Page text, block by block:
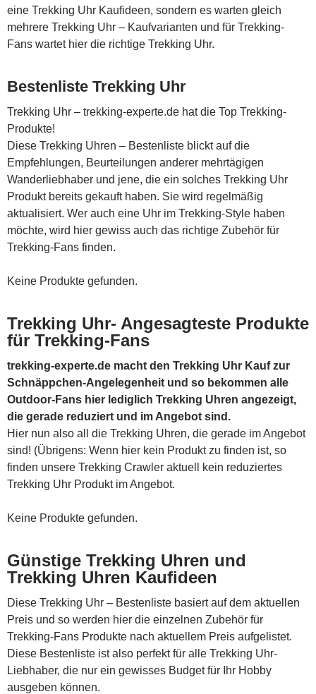
eine Trekking Uhr Kaufideen, sondern es warten gleich
mehrere Trekking Uhr – Kaufvarianten und für Trekking-
Fans wartet hier die richtige Trekking Uhr.
Bestenliste Trekking Uhr
Trekking Uhr – trekking-experte.de hat die Top Trekking-
Produkte!
Diese Trekking Uhren – Bestenliste blickt auf die
Empfehlungen, Beurteilungen anderer mehrtägigen
Wanderliebhaber und jene, die ein solches Trekking Uhr
Produkt bereits gekauft haben. Sie wird regelmäßig
aktualisiert. Wer auch eine Uhr im Trekking-Style haben
möchte, wird hier gewiss auch das richtige Zubehör für
Trekking-Fans finden.
Keine Produkte gefunden.
Trekking Uhr- Angesagteste Produkte
für Trekking-Fans
trekking-experte.de macht den Trekking Uhr Kauf zur
Schnäppchen-Angelegenheit und so bekommen alle
Outdoor-Fans hier lediglich Trekking Uhren angezeigt,
die gerade reduziert und im Angebot sind.
Hier nun also all die Trekking Uhren, die gerade im Angebot
sind! (Übrigens: Wenn hier kein Produkt zu finden ist, so
finden unsere Trekking Crawler aktuell kein reduziertes
Trekking Uhr Produkt im Angebot.
Keine Produkte gefunden.
Günstige Trekking Uhren und
Trekking Uhren Kaufideen
Diese Trekking Uhr – Bestenliste basiert auf dem aktuellen
Preis und so werden hier die einzelnen Zubehör für
Trekking-Fans Produkte nach aktuellem Preis aufgelistet.
Diese Bestenliste ist also perfekt für alle Trekking Uhr-
Liebhaber, die nur ein gewisses Budget für Ihr Hobby
ausgeben können.